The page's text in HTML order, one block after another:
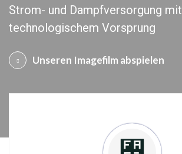
Strom- und Dampfversorgung mit
technologischem Vorsprung
Unseren Imagefilm abspielen